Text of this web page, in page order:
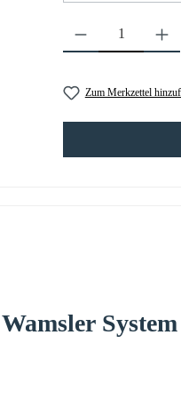
Produkt Anzahl: Gib
Zum Merkzettel
Wamsler System